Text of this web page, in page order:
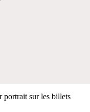
portrait sur les billets